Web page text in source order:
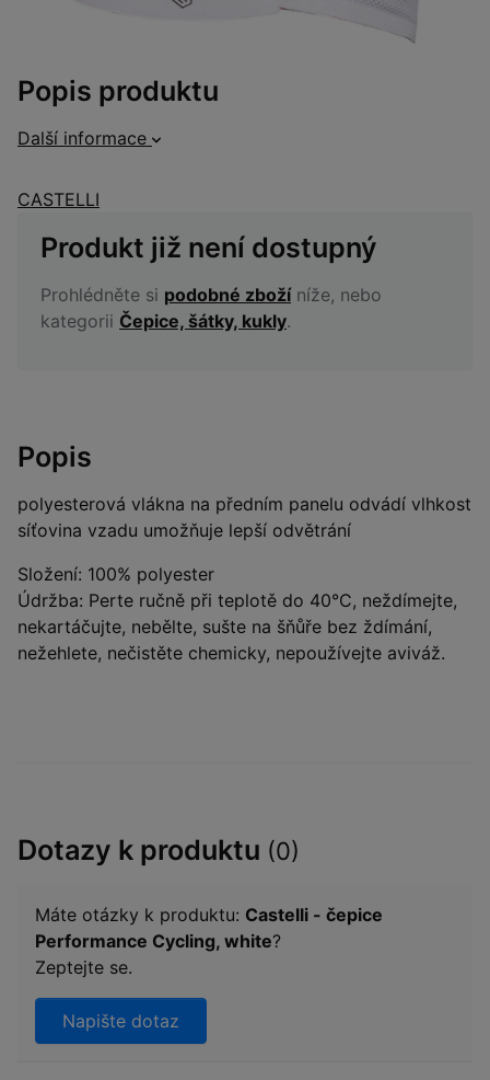
Popis produktu
Další informace
CASTELLI
Produkt již není dostupný
Prohlédněte si podobné zbožíníže, nebo
kategorii Čepice, šátky, kukly.
Popis
polyesterová vlákna na předním panelu odvádí vlhkost
síťovina vzadu umožňuje lepší odvětrání
Složení: 100% polyester
Údržba: Perte ručně při teplotě do 40°C, neždímejte,
nekartáčujte, nebělte, sušte na šňůře bez ždímání,
nežehlete, nečistěte chemicky, nepoužívejte aviváž.
Dotazy k produktu (0)
Máte otázky k produktu: Castelli - čepice
Performance Cycling, white?
Zeptejte se.
Napište dotaz